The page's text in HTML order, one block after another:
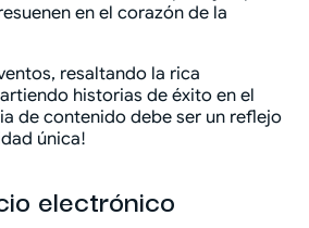
en el corazón de la
resaltando la rica
historias de éxito en el
de contenido debe ser un reflejo
única!
electrónico